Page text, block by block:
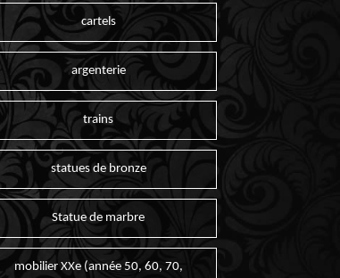
cartels
argenterie
trains
statues de bronze
Statue de marbre
mobilier XXe (année 50, 60, 70,